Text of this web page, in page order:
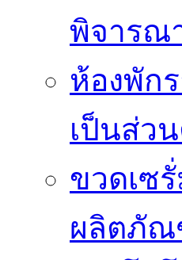
พิจารณ
ห้องพัก
เป็นส่ว
ขวดเซ
ผลิตภัณ